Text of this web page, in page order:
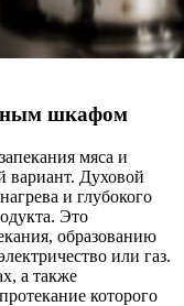
шкафом
мяса и
Духовой
и глубокого
Это
образованию
или газ.
а также
которого